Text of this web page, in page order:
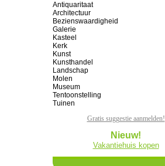
Antiquaritaat
Architectuur
Bezienswaardigheid
Galerie
Kasteel
Kerk
Kunst
Kunsthandel
Landschap
Molen
Museum
Tentoonstelling
Tuinen
Gratis suggestie aanmelden!
Nieuw!
Vakantiehuis kopen